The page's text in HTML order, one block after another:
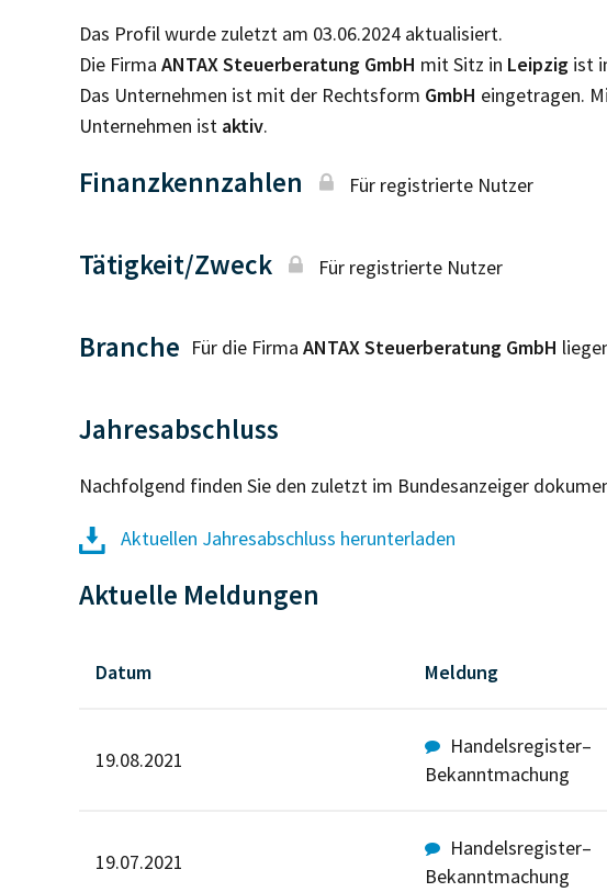
Das Profil wurde zuletzt am 03.06.2024 aktualisiert.
Die Firma ANTAX Steuerberatung GmbH mit Sitz in Leipzig ist
Das Unternehmen ist mit der Rechtsform GmbH eingetragen.
Unternehmen ist aktiv.
Finanzkennzahlen Für registrierte Nutzer
Tätigkeit/Zweck Für registrierte Nutzer
Branche Für die Firma ANTAX Steuerberatung GmbH
Jahresabschluss
Nachfolgend finden Sie den zuletzt im Bundesanzeiger
Aktuellen Jahresabschluss herunterladen
Aktuelle Meldungen
Datum Meldung
19.08.2021
Handelsregister–
Bekanntmachung
19.07.2021
Handelsregister–
Bekanntmachung